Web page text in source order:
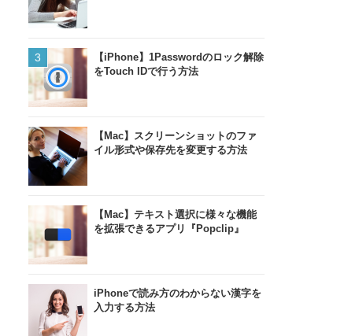
【iPhone】1Passwordのロック解除
をTouch IDで行う方法
【Mac】スクリーンショットのファ
イル形式や保存先を変更する方法
【Mac】テキスト選択に様々な機能
を拡張できるアプリ『Popclip』
iPhoneで読み方のわからない漢字を
入力する方法